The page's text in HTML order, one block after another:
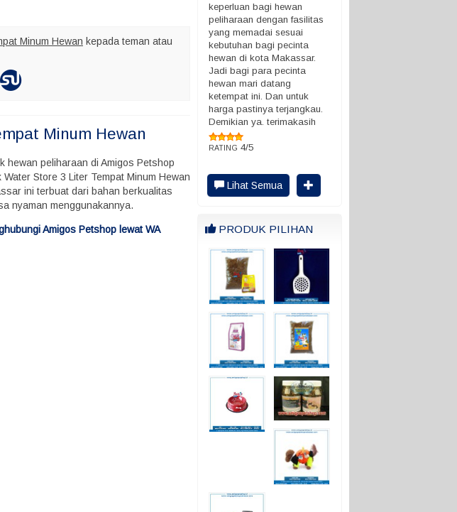
Minum Hewan kepada teman atau
Minum Hewan
hewan peliharaan di Amigos Petshop
Store 3 Liter Tempat Minum Hewan
ini terbuat dari bahan berkualitas
nyaman menggunakannya.
Amigos Petshop lewat WA
keperluan bagi hewan
peliharaan dengan fasilitas
yang memadai sesuai
kebutuhan bagi pecinta
hewan di kota Makassar.
Jadi bagi para pecinta
hewan mari datang
ketempat ini. Dan untuk
harga pastinya terjangkau.
Demikian ya. terimakasih
RATING 4/5
Lihat Semua
PRODUK PILIHAN